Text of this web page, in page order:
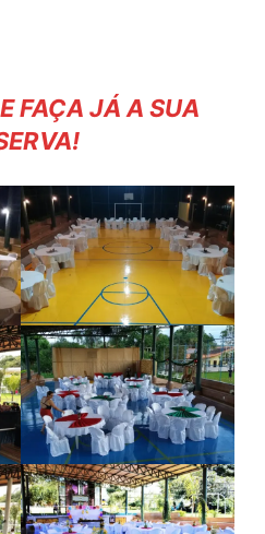
FAÇA JÁ A SUA